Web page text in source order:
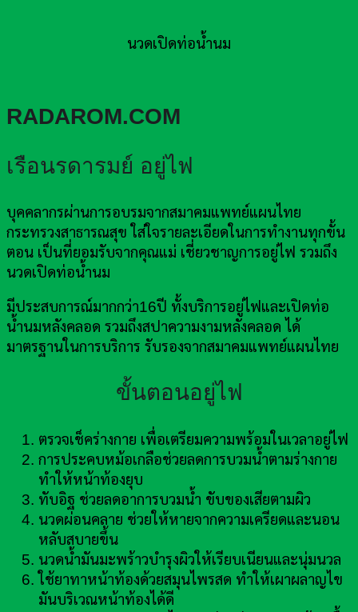
นวดเปิดท่อน้ำนม
RADAROM.COM
เรือนรดารมย์ อยู่ไฟ
บุคคลากรผ่านการอบรมจากสมาคมแพทย์แผนไทย
กระทรวงสาธารณสุข ใส่ใจรายละเอียดในการทำงานทุกขั้น
ตอน เป็นที่ยอมรับจากคุณแม่ เชี่ยวชาญการอยู่ไฟ รวมถึง
นวดเปิดท่อน้ำนม
มีประสบการณ์มากกว่า16ปี ทั้งบริการอยู่ไฟและเปิดท่อ
น้ำนมหลังคลอด รวมถึงสปาความงามหลังคลอด ได้
มาตรฐานในการบริการ รับรองจากสมาคมแพทย์แผนไทย
ขั้นตอนอยู่ไฟ
ตรวจเช็คร่างกาย เพื่อเตรียมความพร้อมในเวลาอยู่ไฟ
การประคบหม้อเกลือช่วยลดการบวมน้ำตามร่างกาย
ทำให้หน้าท้องยุบ
ทับอิฐ ช่วยลดอาการบวมน้ำ ขับของเสียตามผิว
นวดผ่อนคลาย ช่วยให้หายจากความเครียดและนอน
หลับสบายขึ้น
นวดน้ำมันมะพร้าวบำรุงผิวให้เรียบเนียนและนุ่มนวล
ใช้ยาทาหน้าท้องด้วยสมุนไพรสด ทำให้เผาผลาญไข
มันบริเวณหน้าท้องได้ดี